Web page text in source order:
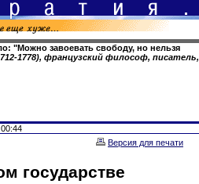
"Можно завоевать свободу, но нельзя
1778), французский философ, писатель,
Версия для печати
государстве